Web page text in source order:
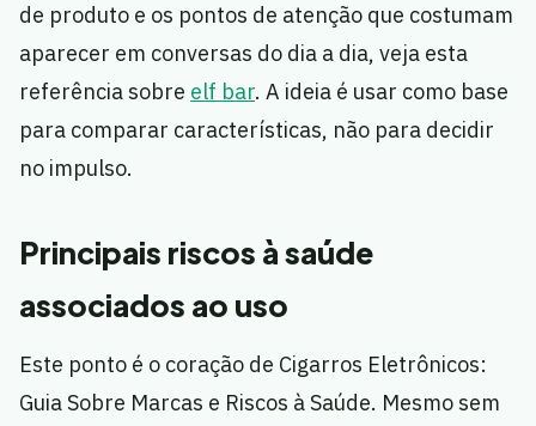
de produto e os pontos de atenção que costumam
aparecer em conversas do dia a dia, veja esta
referência sobre elf bar. A ideia é usar como base
para comparar características, não para decidir
no impulso.
Principais riscos à saúde
associados ao uso
Este ponto é o coração de Cigarros Eletrônicos:
Guia Sobre Marcas e Riscos à Saúde. Mesmo sem